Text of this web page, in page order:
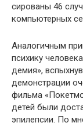
сированы 46
компьютерных
Аналогичным
психику
демия»,
демонстрации
фильма
детей были
эпилеп­сии. По